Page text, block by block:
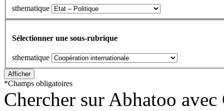
sthematique
Sélectionner une sous-rubrique
sthematique
*Champs obligatoires
Chercher sur Abhatoo